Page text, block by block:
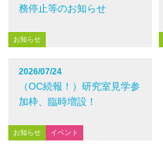
務停止等のお知らせ
お知らせ
2026/07/24
（OC続報！）研究室見学参
加枠、臨時増設！
お知らせ イベント